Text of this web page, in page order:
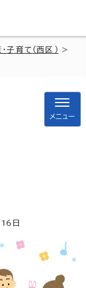
子育て（西区）
>
メニュー
16 日